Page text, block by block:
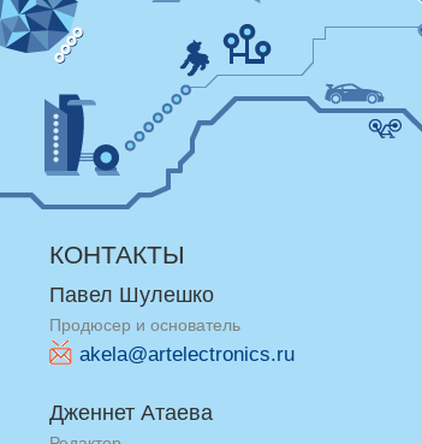
КОНТАКТЫ
Павел Шулешко
Продюсер и основатель
akela@artelectronics.ru
Дженнет Атаева